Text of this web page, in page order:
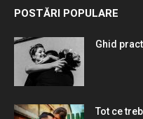
POSTĂRI POPULARE
Ghid
Tot ce